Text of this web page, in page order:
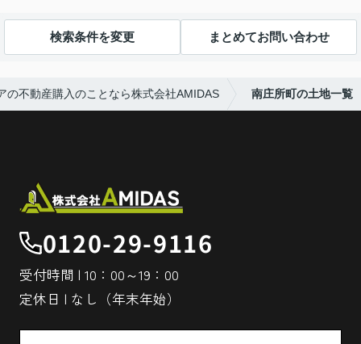
検索条件を変更 まとめてお問い合わせ
の不動産購入のことなら株式会社AMIDAS 南庄所町の土地一覧
0120-29-9116
受付時間 | 10：00～19：00
定休日 | なし（年末年始）